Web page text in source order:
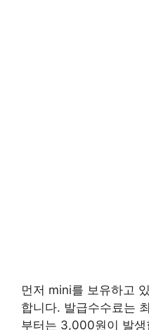
먼저 mini를 보유하고
합니다. 발급수수료는
부터는 3,000원이 발